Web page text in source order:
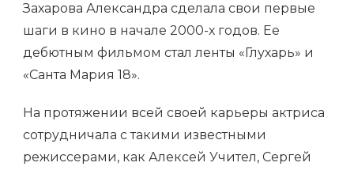
Захарова Александра сделала свои первые
шаги в кино в начале 2000-х годов. Ее
дебютным фильмом стал ленты «Глухарь» и
«Санта Мария 18».
На протяжении всей своей карьеры актриса
сотрудничала с такими известными
режиссерами, как Алексей Учител, Сергей